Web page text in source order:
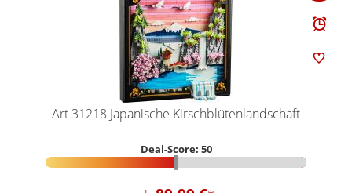
Art 31218 Japanische Kirschblütenlandschaft
Deal-Score: 50